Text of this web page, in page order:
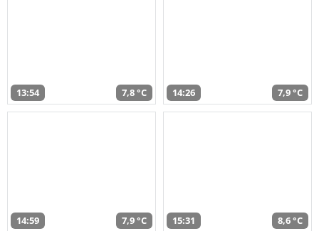
13:54 7,8 °C 14:26 7,9 °C
14:59 7,9 °C 15:31 8,6 °C